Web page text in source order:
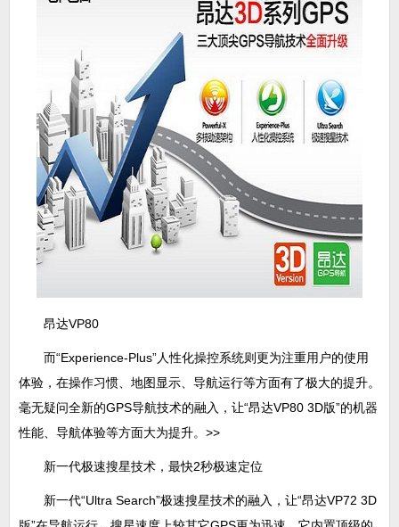
昂达VP80
而“Experience-Plus”人性化操控系统则更为注重用户的使用
体验，在操作习惯、地图显示、导航运行等方面有了极大的提升。
毫无疑问全新的GPS导航技术的融入，让“昂达VP80 3D版”的机器
性能、导航体验等方面大为提升。>>
新一代极速搜星技术，最快2秒极速定位
新一代“Ultra Search”极速搜星技术的融入，让“昂达VP72 3D